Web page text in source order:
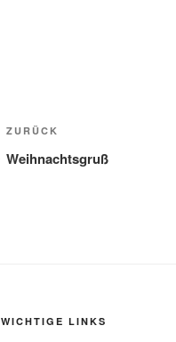
Beitragsnavigation
Vorheriger
Beitrag
ZURÜCK
Weihnachtsgruß
WICHTIGE LINKS